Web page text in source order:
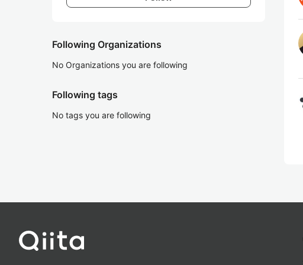
Following Organizations
No Organizations you are following
Following tags
No tags you are following